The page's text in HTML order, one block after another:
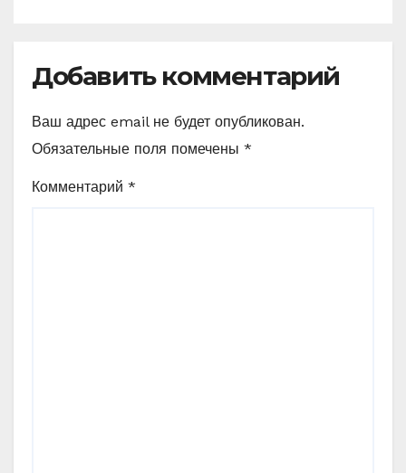
Добавить комментарий
Ваш адрес email не будет опубликован.
Обязательные поля помечены *
Комментарий *